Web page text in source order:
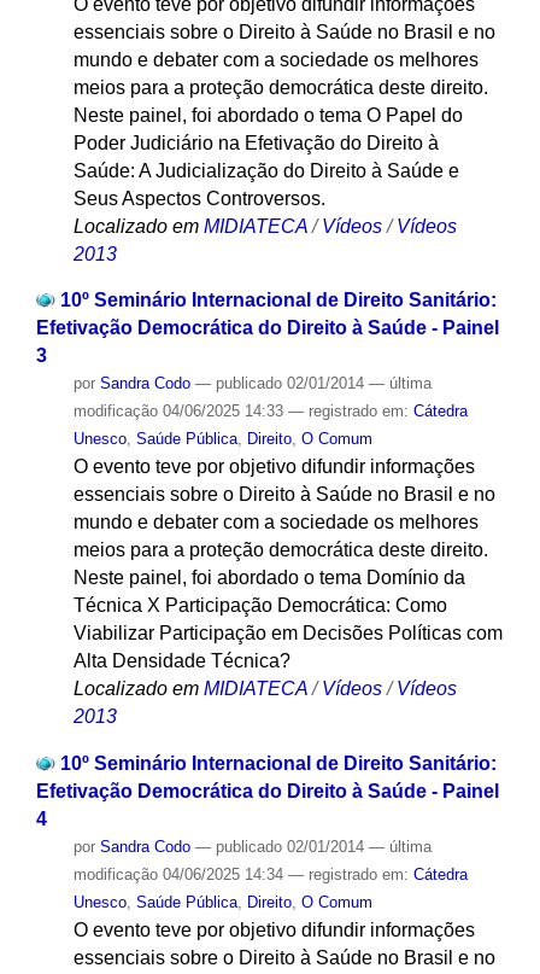
essenciais sobre o Direito à Saúde no Brasil e no
mundo e debater com a sociedade os melhores
meios para a proteção democrática deste direito.
Neste painel, foi abordado o tema O Papel do
Poder Judiciário na Efetivação do Direito à
Saúde: A Judicialização do Direito à Saúde e
Seus Aspectos Controversos.
Localizado em MIDIATECA /Vídeos /Vídeos
2013
10º Seminário Internacional de Direito Sanitário:
Efetivação Democrática do Direito à Saúde - Painel
3
por Sandra Codo — publicado02/01/2014 — última
modificação04/06/2025 14:33 — registrado em: Cátedra
Unesco, Saúde Pública, Direito, O Comum
O evento teve por objetivo difundir informações
essenciais sobre o Direito à Saúde no Brasil e no
mundo e debater com a sociedade os melhores
meios para a proteção democrática deste direito.
Neste painel, foi abordado o tema Domínio da
Técnica X Participação Democrática: Como
Viabilizar Participação em Decisões Políticas com
Alta Densidade Técnica?
Localizado em MIDIATECA / Vídeos / Vídeos
2013
10º Seminário Internacional de Direito Sanitário:
Efetivação Democrática do Direito à Saúde - Painel
4
por Sandra Codo — publicado02/01/2014 — última
modificação04/06/2025 14:34 — registrado em: Cátedra
Unesco, Saúde Pública, Direito, O Comum
O evento teve por objetivo difundir informações
essenciais sobre o Direito à Saúde no Brasil e no